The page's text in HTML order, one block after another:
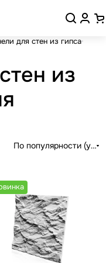
для стен из гипса
из
По популярности